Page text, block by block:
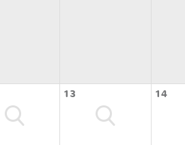
13 14